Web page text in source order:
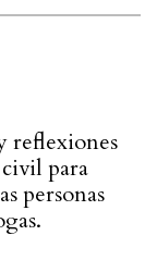
reflexiones
para
personas